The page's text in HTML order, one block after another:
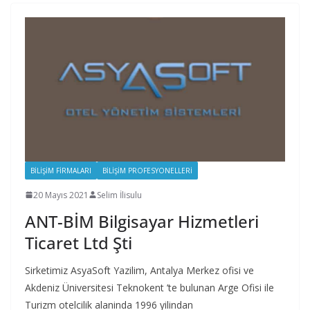
BILIŞIM FIRMALARI BILIŞIM PROFESYONELLERI
20 Mayıs 2021 Selim İlisulu
ANT-BİM Bilgisayar Hizmetleri
Ticaret Ltd Şti
Sirketimiz AsyaSoft Yazilim, Antalya Merkez ofisi ve
Akdeniz Üniversitesi Teknokent ’te bulunan Arge Ofisi ile
Turizm otelcilik alaninda 1996 yilindan